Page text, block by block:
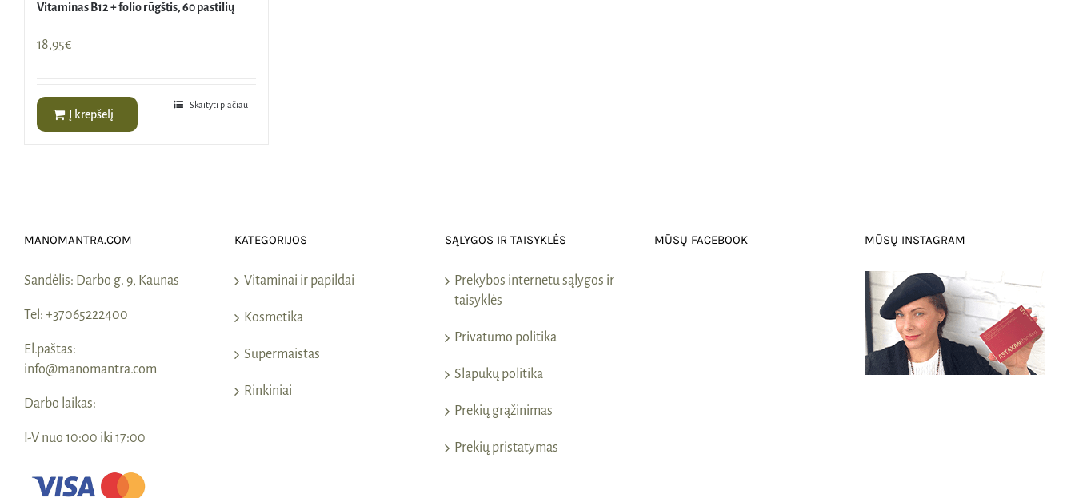
Vitaminas B12 + folio rūgštis, 60 pastilių
18,95€
Į krepšelį
Skaityti plačiau
MANOMANTRA.COM
Sandėlis: Darbo g. 9, Kaunas
Tel: +37065222400
El.paštas:
info@manomantra.com
Darbo laikas:
I-V nuo 10:00 iki 17:00
KATEGORIJOS
Vitaminai ir papildai
Kosmetika
Supermaistas
Rinkiniai
SĄLYGOS IR TAISYKLĖS
Prekybos internetu sąlygos ir
taisyklės
Privatumo politika
Slapukų politika
Prekių grąžinimas
Prekių pristatymas
MŪSŲ FACEBOOK MŪSŲ INSTAGRAM